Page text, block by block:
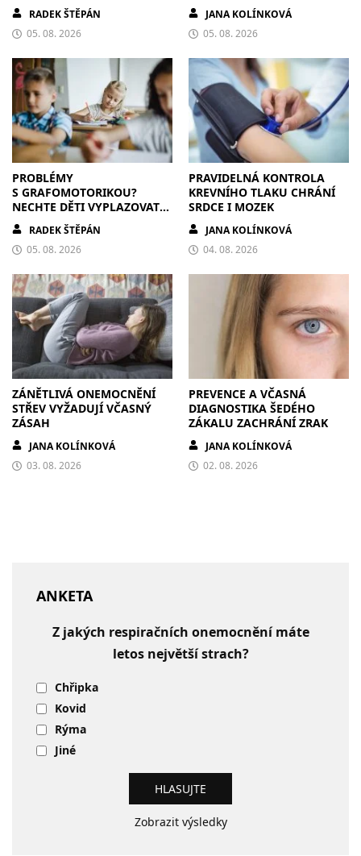
RADEK ŠTĚPÁN
05. 08. 2026
JANA KOLÍNKOVÁ
05. 08. 2026
PROBLÉMY
S GRAFOMOTORIKOU?
NECHTE DĚTI VYPLAZOVAT
JAZYK A MALOVAT PO
ZDECHRADEK ŠTĚPÁN
05. 08. 2026
PRAVIDELNÁ KONTROLA
KREVNÍHO TLAKU CHRÁNÍ
SRDCE I MOZEK
JANA KOLÍNKOVÁ
04. 08. 2026
ZÁNĚTLIVÁ ONEMOCNĚNÍ
STŘEV VYŽADUJÍ VČASNÝ
ZÁSAH
JANA KOLÍNKOVÁ
03. 08. 2026
PREVENCE A VČASNÁ
DIAGNOSTIKA ŠEDÉHO
ZÁKALU ZACHRÁNÍ ZRAK
JANA KOLÍNKOVÁ
02. 08. 2026
ANKETA
Z jakých respiračních onemocnění máte
letos největší strach?
Chřipka
Kovid
Rýma
Jiné
Zobrazit výsledky